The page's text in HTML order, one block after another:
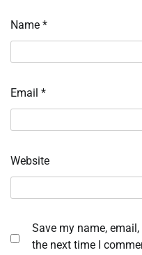
Name *
Email *
Website
Save my name,
the next time I